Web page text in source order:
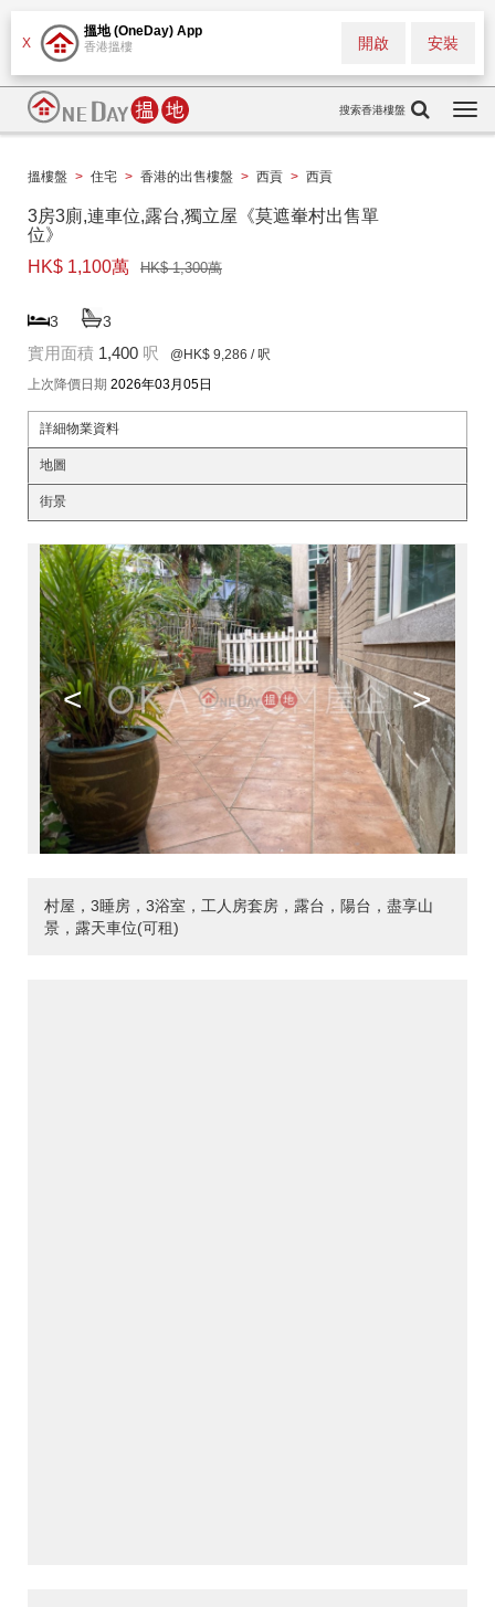
X
搵地 (OneDay) App
香港搵樓 安裝
開啟
搜索香港樓盤
搵樓盤 > 住宅 > 香港的出售樓盤 > 西貢 > 西貢
3房3廁,連車位,露台,獨立屋《莫遮輋村出售單
位》
HK$ 1,100萬
HK$ 1,300萬
3 3
實用面積 1,400 呎 @HK$ 9,286 / 呎
上次降價日期 2026年03月05日
詳細物業資料
地圖
街景
< >
村屋，3睡房，3浴室，工人房套房，露台，陽台，盡享山
景，露天車位(可租)